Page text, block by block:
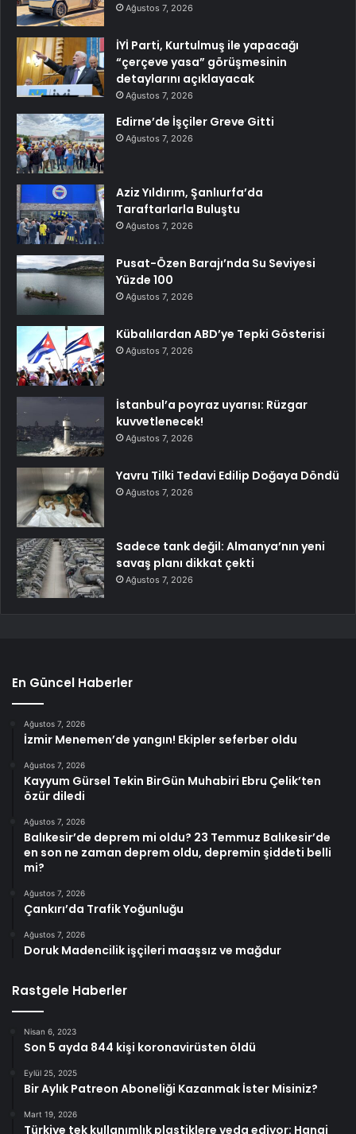
Ağustos 7, 2026
İYİ Parti, Kurtulmuş ile yapacağı
“çerçeve yasa” görüşmesinin
detaylarını açıklayacak
Ağustos 7, 2026
Edirne’de İşçiler Greve Gitti
Ağustos 7, 2026
Aziz Yıldırım, Şanlıurfa’da
Taraftarlarla Buluştu
Ağustos 7, 2026
Pusat-Özen Barajı’nda Su Seviyesi
Yüzde 100
Ağustos 7, 2026
Kübalılardan ABD’ye Tepki Gösterisi
Ağustos 7, 2026
İstanbul’a poyraz uyarısı: Rüzgar
kuvvetlenecek!
Ağustos 7, 2026
Yavru Tilki Tedavi Edilip Doğaya Döndü
Ağustos 7, 2026
Sadece tank değil: Almanya’nın yeni
savaş planı dikkat çekti
Ağustos 7, 2026
En Güncel Haberler
Ağustos 7, 2026
İzmir Menemen’de yangın! Ekipler seferber oldu
Ağustos 7, 2026
Kayyum Gürsel Tekin BirGün Muhabiri Ebru Çelik’ten
özür diledi
Ağustos 7, 2026
Balıkesir’de deprem mi oldu? 23 Temmuz Balıkesir’de
en son ne zaman deprem oldu, depremin şiddeti belli
mi?
Ağustos 7, 2026
Çankırı’da Trafik Yoğunluğu
Ağustos 7, 2026
Doruk Madencilik işçileri maaşsız ve mağdur
Rastgele Haberler
Nisan 6, 2023
Son 5 ayda 844 kişi koronavirüsten öldü
Eylül 25, 2025
Bir Aylık Patreon Aboneliği Kazanmak İster Misiniz?
Mart 19, 2026
Türkiye tek kullanımlık plastiklere veda ediyor: Hangi